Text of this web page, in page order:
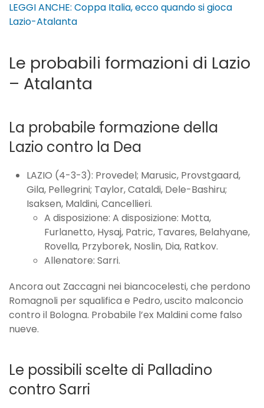
LEGGI ANCHE: Coppa Italia, ecco quando si gioca
Lazio-Atalanta
Le probabili formazioni di Lazio
– Atalanta
La probabile formazione della
Lazio contro la Dea
LAZIO (4-3-3): Provedel; Marusic, Provstgaard,
Gila, Pellegrini; Taylor, Cataldi, Dele-Bashiru;
Isaksen, Maldini, Cancellieri.
A disposizione: A disposizione: Motta,
Furlanetto, Hysaj, Patric, Tavares, Belahyane,
Rovella, Przyborek, Noslin, Dia, Ratkov.
Allenatore: Sarri.
Ancora out Zaccagni nei biancocelesti, che perdono
Romagnoli per squalifica e Pedro, uscito malconcio
contro il Bologna. Probabile l’ex Maldini come falso
nueve.
Le possibili scelte di Palladino
contro Sarri